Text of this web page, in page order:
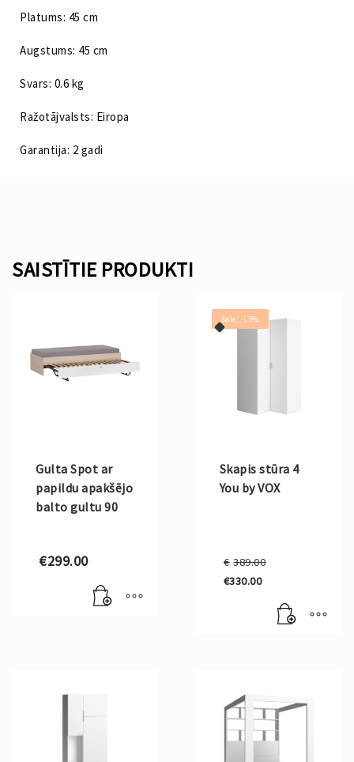
Platums: 45 cm
Augstums: 45 cm
Svars: 0.6 kg
Ražotājvalsts: Eiropa
Garantija: 2 gadi
SAISTĪTIE PRODUKTI
Gulta Spot ar
papildu apakšējo
balto gultu 90
€299.00
Sale! -15%
Skapis stūra 4
You by VOX
€ 389.00
€389.00.
€330.00